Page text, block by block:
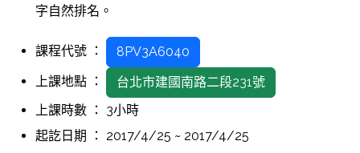
字自然排名。
課程代號 ：
8PV3A6040
上課地點 ：
台北市建國南路二段231號
上課時數 ： 3小時
起訖日期 ： 2017/4/25 ~ 2017/4/25